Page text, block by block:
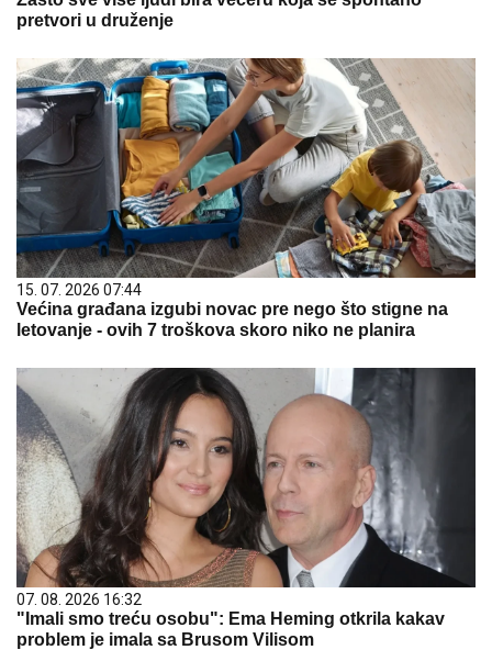
pretvori u druženje
15. 07. 2026 07:44
Većina građana izgubi novac pre nego što stigne na
letovanje - ovih 7 troškova skoro niko ne planira
07. 08. 2026 16:32
"Imali smo treću osobu": Ema Heming otkrila kakav
problem je imala sa Brusom Vilisom